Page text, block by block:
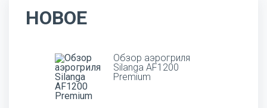
НОВОЕ
Обзор аэрогриля
Silanga AF1200
Premium